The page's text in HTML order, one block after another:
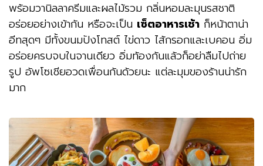
พร้อมวานิลลาครีมและผลไม้รวม กลิ่นหอมละมุนรสชาติ
อร่อยอย่างเข้ากัน หรือจะเป็น เซ็ตอาหารเช้า ก็หน้าตาน่า
อีทสุดๆ มีทั้งขนมปังโทสต์ ไข่ดาว ไส้กรอกและเบคอน อิ่ม
อร่อยครบจบในจานเดียว อิ่มท้องกันแล้วก็อย่าลืมไปถ่าย
รูป อัพโซเชียอวดเพื่อนกันด้วยนะ แต่ละมุมของร้านน่ารัก
มาก